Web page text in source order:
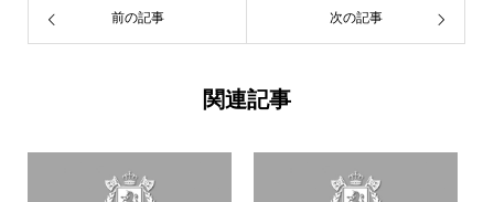
前の記事 次の記事
関連記事